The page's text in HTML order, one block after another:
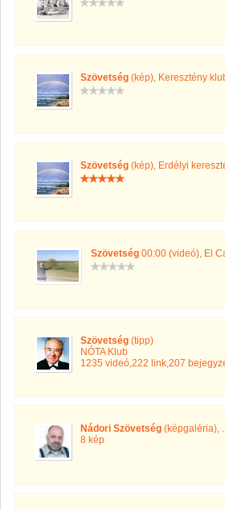
Szövetség (kép), Keresztény
Szövetség (kép), Erdélyi
Szövetség 00:00 (videó), El
Szövetség (tipp)
NÓTA Klub
1235 videó,222 link,207
Nádori Szövetség (képgaléria),
8 kép